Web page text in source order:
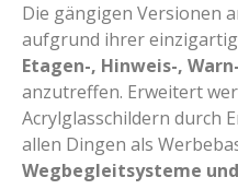
Die gängigen Versionen
aufgrund ihrer
Etagen-, Hinweis-,
anzutreffen. Erweitert
Acrylglasschildern durch
allen Dingen als
Wegbegleitsysteme